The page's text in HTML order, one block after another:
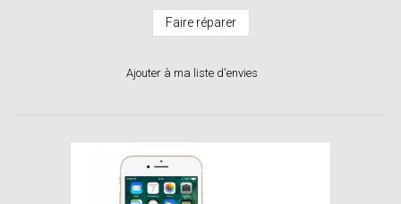
Faire réparer
Ajouter à ma liste d'envies